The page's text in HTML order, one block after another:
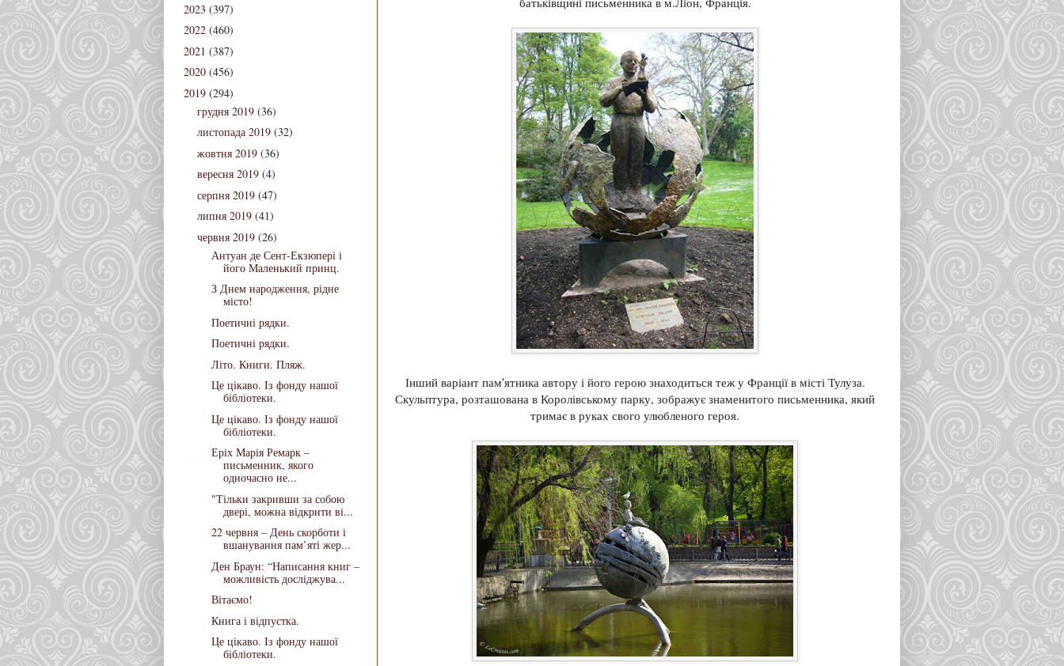
Інший варіант пам'ятника автору і його герою знаходиться теж у Франції в місті Тулуза.
Скульптура, розташована в Королівському парку, зображує знаменитого письменника, який
тримає в руках свого улюбленого героя.
2023 (397)
2022 (460)
2021 (387)
2020 (456)
2019 (294)
грудня 2019 (36)
листопада 2019 (32)
жовтня 2019 (36)
вересня 2019 (4)
серпня 2019 (47)
липня 2019 (41)
червня 2019 (26)
Антуан де Сент-Екзюпері і
його Маленький принц.
З Днем народження, рідне
місто!
Поетичні рядки.
Поетичні рядки.
Літо. Книги. Пляж.
Це цікаво. Із фонду нашої
бібліотеки.
Це цікаво. Із фонду нашої
бібліотеки.
Еріх Марія Ремарк –
письменник, якого
одночасно не...
"Тільки закривши за собою
двері, можна відкрити ві...
22 червня – День скорботи і
вшанування пам’яті жер...
Ден Браун: “Написання книг –
можливість досліджува...
Вітаємо!
Книга і відпустка.
Це цікаво. Із фонду нашої
бібліотеки.